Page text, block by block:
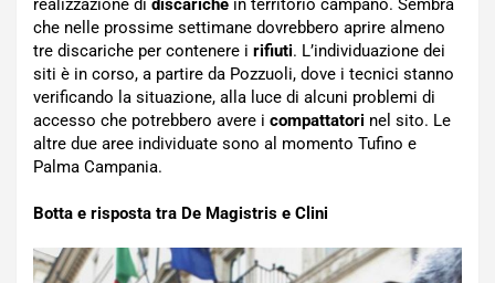
realizzazione di discariche in territorio campano. Sembra
che nelle prossime settimane dovrebbero aprire almeno
tre discariche per contenere i rifiuti. L’individuazione dei
siti è in corso, a partire da Pozzuoli, dove i tecnici stanno
verificando la situazione, alla luce di alcuni problemi di
accesso che potrebbero avere i compattatori nel sito. Le
altre due aree individuate sono al momento Tufino e
Palma Campania.
Botta e risposta tra De Magistris e Clini